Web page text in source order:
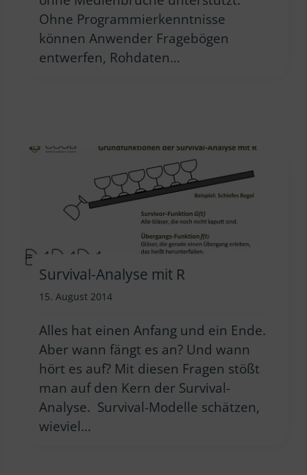
Ohne Programmierkenntnisse
können Anwender Fragebögen
entwerfen, Rohdaten…
Survival-Analyse mit R
15. August 2014
Alles hat einen Anfang und ein Ende.
Aber wann fängt es an? Und wann
hört es auf? Mit diesen Fragen stößt
man auf den Kern der Survival-
Analyse. Survival-Modelle schätzen,
wieviel…